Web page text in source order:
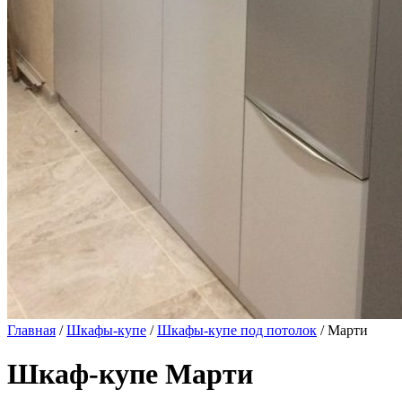
Главная /Шкафы-купе /Шкафы-купе под потолок / Марти
Шкаф-купе Марти